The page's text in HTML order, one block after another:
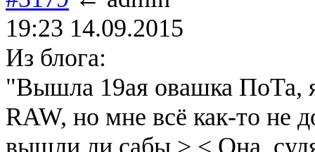
19:23 14.09.2015
Из блога:
"Вышла 19ая овашка ПоТа,
RAW, но мне всё как-то не
вышли ли сабы >.< Она,